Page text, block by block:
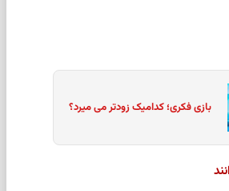
بازی فکری؛ کدامیک زودتر می میرد؟